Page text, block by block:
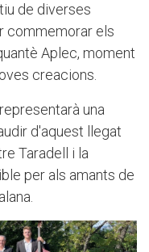
de diverses
commemorar els
Aplec, moment
creacions.
una
d'aquest llegat
Taradell i la
per als amants de